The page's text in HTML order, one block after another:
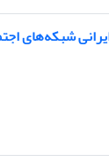
شبکه‌های